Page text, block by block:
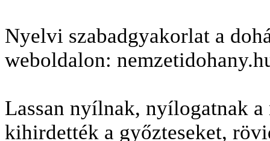
Nyelvi szabadgyakorlat a
weboldalon:
Lassan nyílnak, nyílogatnak
kihirdették a győzteseket,